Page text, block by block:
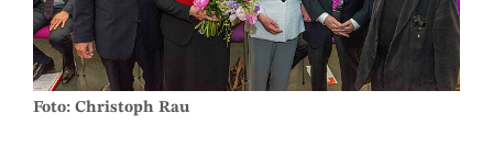
Foto: Christoph Rau